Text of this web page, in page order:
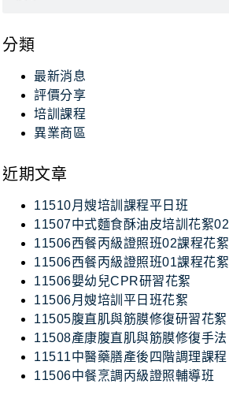
分類
最新消息
評價分享
培訓課程
異業商區
近期文章
11510月嫂培訓課程平日班
11507中式麵食酥油皮培訓花絮02
11506西餐丙級證照班02課程花絮
11506西餐丙級證照班01課程花絮
11506嬰幼兒CPR研習花絮
11506月嫂培訓平日班花絮
11505腹直肌與筋膜修復研習花絮
11508產康腹直肌與筋膜修復手法
11511中醫藥膳產後四階調理課程
11506中餐烹調丙級證照輔導班